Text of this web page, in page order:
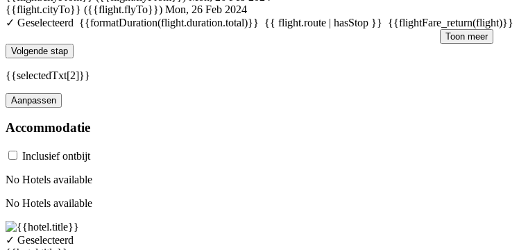
{{flight.cityTo}} ({{flight.flyTo}}) Mon, 26 Feb 2024
✓ Geselecteerd {{formatDuration(flight.duration.total)}} {{ flight.route | hasStop }} {{flightFare_return(flight)}}
Toon meer
Volgende stap
{{selectedTxt[2]}}
Aanpassen
Accommodatie
Inclusief ontbijt
No Hotels available
No Hotels available
✓ Geselecteerd